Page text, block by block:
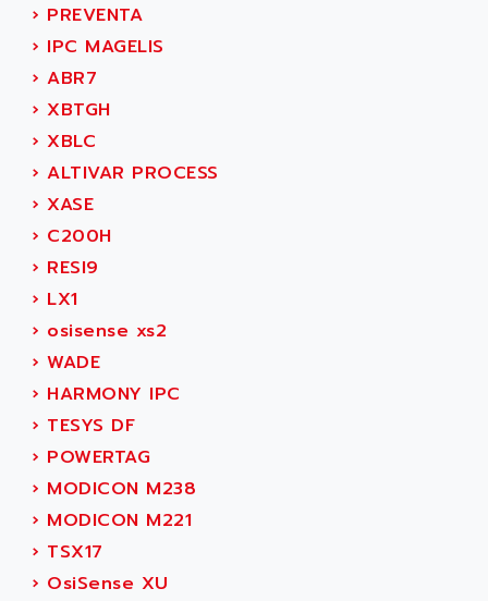
SIMODRIVE 610
SIMODRIVE 650
SIMOREG
SINUMERIK 800
SINUMERIK 810
PREMIUM
PREVENTA
TWIDO
NANO
TFTX
SIMATIC S7-300
TDM
DIAX 2
TVM
KDV
KVR
TVD
SERVO DRIVE
› PREVENTA
› IPC MAGELIS
› ABR7
› XBTGH
› XBLC
› ALTIVAR PROCESS
› XASE
› C200H
› RESI9
› LX1
› osisense xs2
› WADE
› HARMONY IPC
› TESYS DF
› POWERTAG
› MODICON M238
› MODICON M221
› TSX17
› OsiSense XU